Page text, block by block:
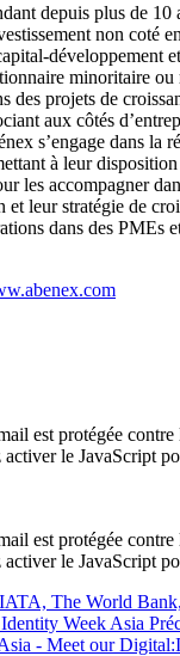
depuis plus de 10
non coté
développement
minoritaire
des projets de
aux côtés
s’engage dans la
à leur
les accompagner
leur stratégie de
dans des PMEs
est protégée contre
activer le JavaScript
est protégée contre
activer le JavaScript
The World
Week Asia
- Meet our